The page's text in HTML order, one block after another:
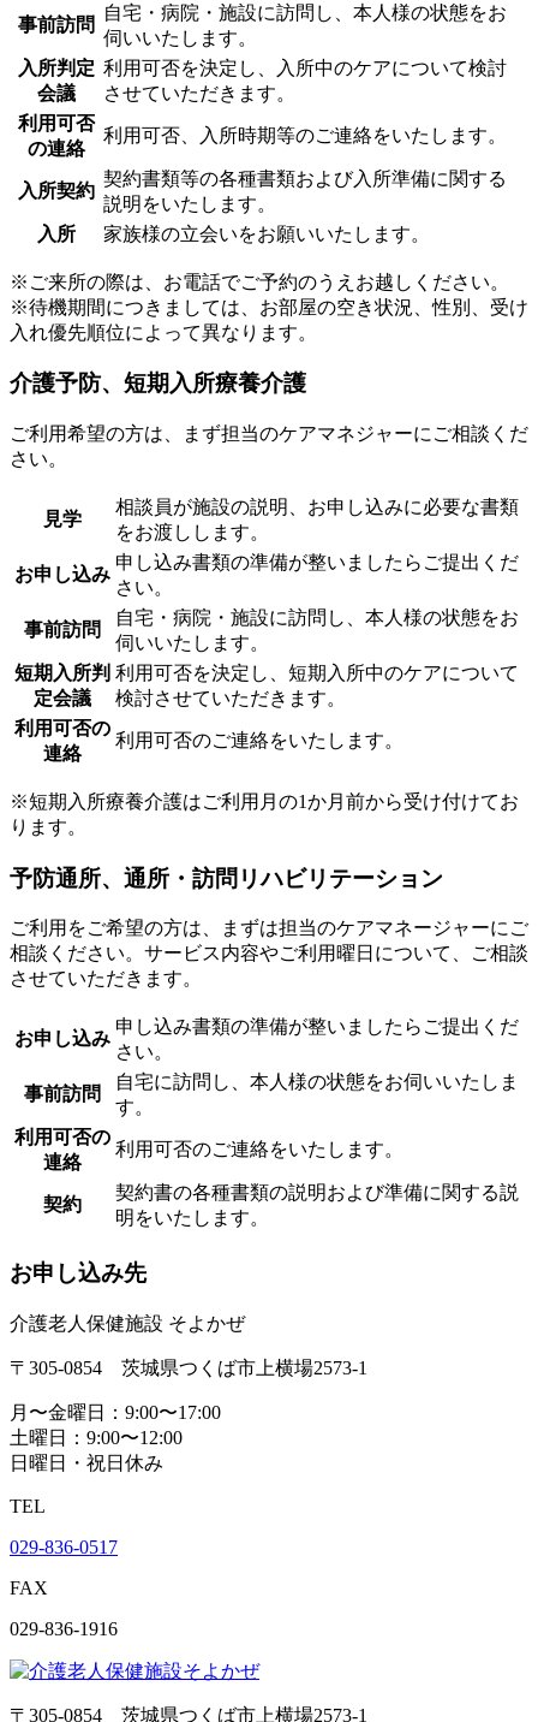
事前訪問
自宅・病院・施設に訪問し、本人様の状態をお
伺いいたします。
入所判定
会議
利用可否を決定し、入所中のケアについて検討
させていただきます。
利用可否
の連絡
利用可否、入所時期等のご連絡をいたします。
入所契約
契約書類等の各種書類および入所準備に関する
説明をいたします。
入所
家族様の立会いをお願いいたします。
※ご来所の際は、お電話でご予約のうえお越しください。
※待機期間につきましては、お部屋の空き状況、性別、受け
入れ優先順位によって異なります。
介護予防、短期入所療養介護
ご利用希望の方は、まず担当のケアマネジャーにご相談くだ
さい。
見学
相談員が施設の説明、お申し込みに必要な書類
をお渡しします。
お申し込み
申し込み書類の準備が整いましたらご提出くだ
さい。
事前訪問
自宅・病院・施設に訪問し、本人様の状態をお
伺いいたします。
短期入所判
定会議
利用可否を決定し、短期入所中のケアについて
検討させていただきます。
利用可否の
連絡
利用可否のご連絡をいたします。
※短期入所療養介護はご利用月の1か月前から受け付けてお
ります。
予防通所、通所・訪問リハビリテーション
ご利用をご希望の方は、まずは担当のケアマネージャーにご
相談ください。サービス内容やご利用曜日について、ご相談
させていただきます。
お申し込み
申し込み書類の準備が整いましたらご提出くだ
さい。
事前訪問
自宅に訪問し、本人様の状態をお伺いいたしま
す。
利用可否の
連絡
利用可否のご連絡をいたします。
契約
契約書の各種書類の説明および準備に関する説
明をいたします。
お申し込み先
介護老人保健施設 そよかぜ
〒305-0854 茨城県つくば市上横場2573-1
月〜金曜日：9:00〜17:00
土曜日：9:00〜12:00
日曜日・祝日休み
TEL
029-836-0517
FAX
029-836-1916
〒305-0854 茨城県つくば市上横場2573-1